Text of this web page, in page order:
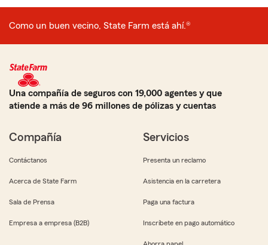
Como un buen vecino, State Farm está ahí.®
Una compañía de seguros con 19,000 agentes y que
atiende a más de 96 millones de pólizas y cuentas
Compañía
Contáctanos
Acerca de State Farm
Sala de Prensa
Empresa a empresa (B2B)
Servicios
Presenta un reclamo
Asistencia en la carretera
Paga una factura
Inscríbete en pago automático